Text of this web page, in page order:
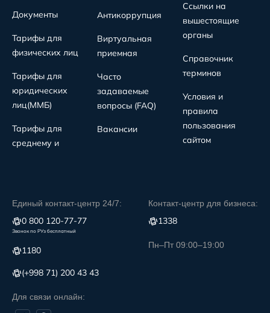
Документы
Тарифы для
физических лиц
Тарифы для
юридических
лиц(MMБ)
Тарифы для
среднему и
Антикоррупция
Виртуальная
приемная
Часто
задаваемые
вопросы (FAQ)
Вакансии
Ссылки на
вышестоящие
органы
Справочник
терминов
Условия и
правила
пользования
сайтом
Единый контакт-центр 24/7:
0 800 120-77-77
Звонок по РУз бесплатный
1180
(+998 71) 200 43 43
Для связи онлайн:
Контакт-центр для бизнеса:
1338
Пн–Пт 09:00–19:00